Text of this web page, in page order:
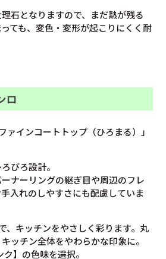
石となりますので、まだ熱が残る
ても、変色・変形が起こりにくく耐
ロ
ァインコートトップ（ひろまる）」
びろ設計。
ナーリングの継ぎ目や周辺のフレ
入れのしやすさにも配慮していま
、キッチンをやさしく彩ります。丸
ッチン全体をやわらかな印象に。
】の色味を選択。